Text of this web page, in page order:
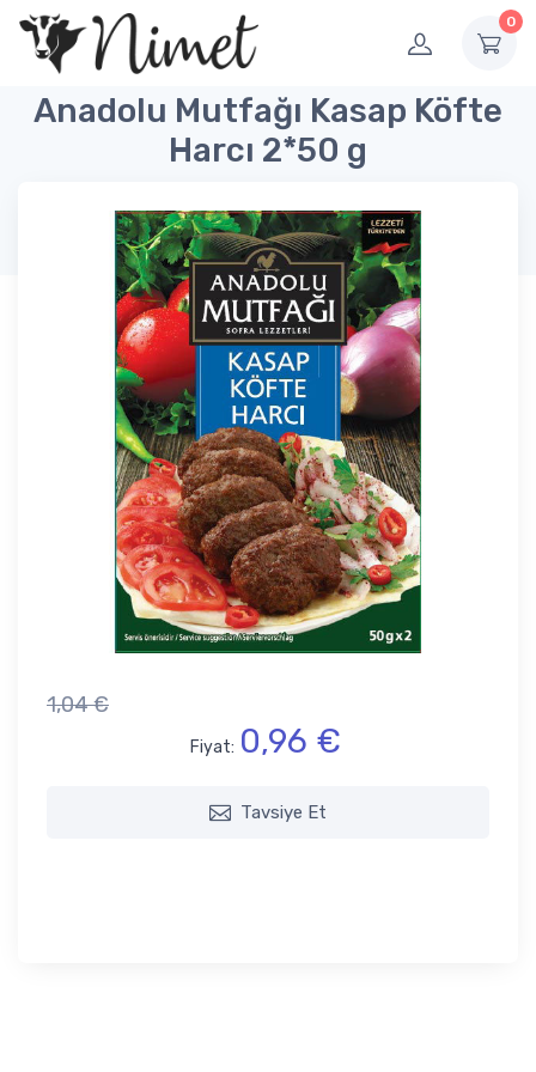
0
Anadolu Mutfağı Kasap Köfte
Harcı 2*50 g
1,04 €
Fiyat: 0,96 €
Tavsiye Et